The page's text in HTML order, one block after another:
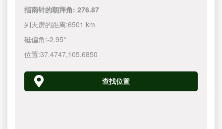
指南针的朝拜角:276.87
到天房的距离:6501 km
磁偏角:-2.95°
位置:37.4747,105.6850
查找位置